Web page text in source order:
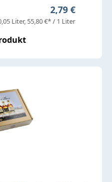
Regulärer
2,79 €
Liter 55,80 €* / 1 Liter